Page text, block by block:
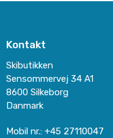
Kontakt
Skibutikken
Sensommervej 34 A1
8600 Silkeborg
Danmark
Mobil nr.: +45 27110047